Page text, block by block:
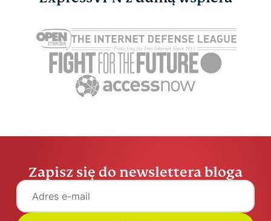
czym jest, czy jest
groźny i jak go
wyczyścić
Greg Govin 3 min.
Greg
Zapisz się do newslettera bloga